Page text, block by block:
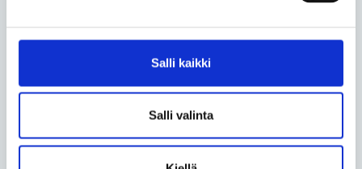
Salli kaikki
Salli valinta
Täällä me vertaiset olemme netissä sinua varten:
Toivon sydämestäni, että ystäväsi haluavat olla
kanssasi sinun ehdoillasi Silloin he kuuntelevat, kun
sanot suoraan, mitä heiltä toivot.